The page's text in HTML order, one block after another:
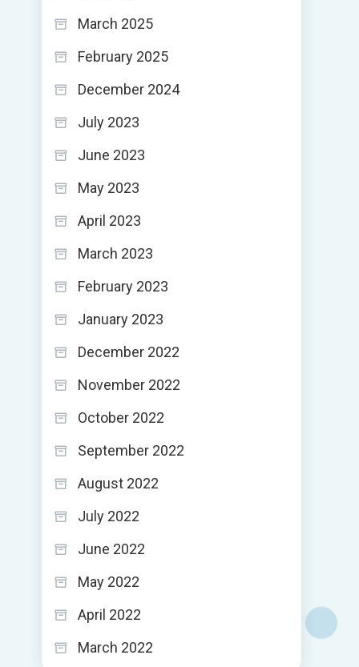
March 2025
February 2025
December 2024
July 2023
June 2023
May 2023
April 2023
March 2023
February 2023
January 2023
December 2022
November 2022
October 2022
September 2022
August 2022
July 2022
June 2022
May 2022
April 2022
March 2022